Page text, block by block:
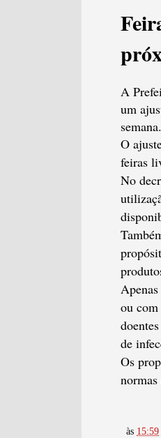
A
um
semana.
O
feiras
No
ou com
de
Os
às 15:59